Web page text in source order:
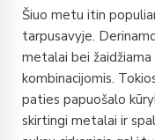
Šiuo metu itin
tarpusavyje.
metalai bei
kombinacijomis.
paties papuošalo
skirtingi metalai ir